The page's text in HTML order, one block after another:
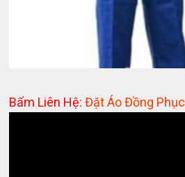
Bấm Liên Hệ:Đặt Áo Đồng Phục